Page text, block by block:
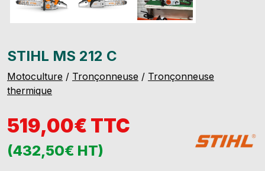
STIHL MS 212 C
Motoculture / Tronçonneuse / Tronçonneuse
thermique
519,00€ TTC
(432,50€ HT)